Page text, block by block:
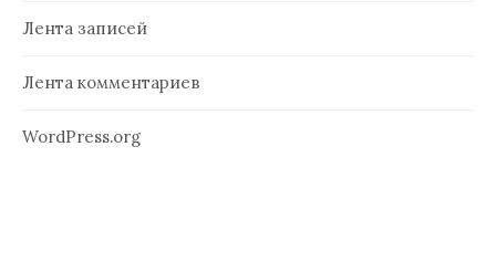
Лента записей
Лента комментариев
WordPress.org